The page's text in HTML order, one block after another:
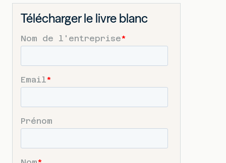
Télécharger le livre blanc